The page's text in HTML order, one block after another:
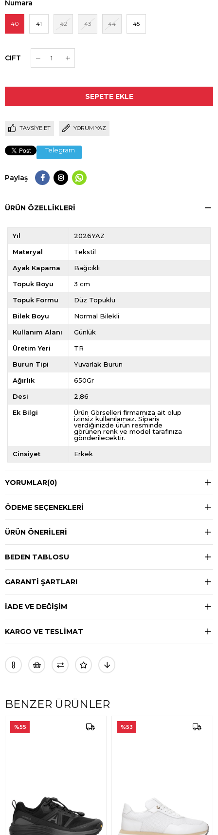
Numara
40 41 42 43 44 45
CIFT
TAVSIYE ET YORUM YAZ
Telegram
Paylaş
ÜRÜN ÖZELLIKLERI
Yıl 2026YAZ
Materyal Tekstil
Ayak Kapama Bağcıklı
Topuk Boyu 3 cm
Topuk Formu Düz Topuklu
Bilek Boyu Normal Bilekli
Kullanım Alanı Günlük
Üretim Yeri TR
Burun Tipi Yuvarlak Burun
Ağırlık 650Gr
Desi 2,86
Ek Bilgi
Ürün Görselleri firmamıza ait olup
izinsiz kullanılamaz. Sipariş
verdiğinizde ürün resminde
görünen renk ve model tarafınıza
gönderilecektir.
Cinsiyet Erkek
YORUMLAR(0)
ÖDEME SEÇENEKLERI
ÜRÜN ÖNERILERI
BEDEN TABLOSU
GARANTİ ŞARTLARI
İADE VE DEĞİŞİM
KARGO VE TESLİMAT
BENZER ÜRÜNLER
%55 %53